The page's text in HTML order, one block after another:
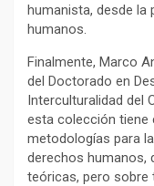
humanista, desde la
humanos.
Finalmente, Marco
del Doctorado en
Interculturalidad del
esta colección
metodologías para
derechos humanos,
teóricas, pero sobre